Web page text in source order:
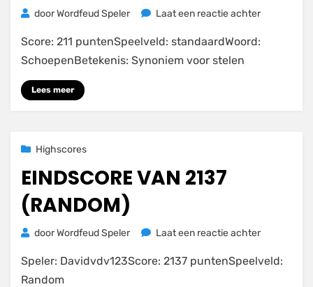
doorWordfeud Speler Laat een reactie achterop
Score: 211 puntenSpeelveld: standaardWoord:
SchoepenBetekenis: Synoniem voor stelen
Lees meer
Geplaatst
23 november 2020
Highscores
EINDSCORE VAN 2137
(RANDOM)
doorWordfeud Speler Laat een reactie achterop
van
Speler: Davidvdv123Score: 2137 puntenSpeelveld:
Random